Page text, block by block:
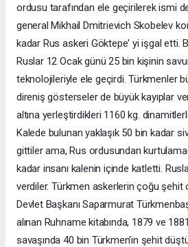
ordusu tarafından ele geçirilerek ismi
general Mikhail Dmitrievich Skobelev
kadar Rus askeri Göktepe' yi işgal etti.
Ruslar 12 Ocak günü 25 bin kişinin
teknolojileriyle ele geçirdi. Türkmenler
direniş gösterseler de büyük kayıplar
altına yerleştirdikleri 1160 kg.
Kalede bulunan yaklaşık 50 bin kadar
gittiler ama, Rus ordusundan
kadar insanı kalenin içinde katletti.
verdiler. Türkmen askerlerin çoğu şehit
Devlet Başkanı Saparmurat
alınan Ruhname kitabında, 1879 ve
savaşında 40 bin Türkmen'in şehit